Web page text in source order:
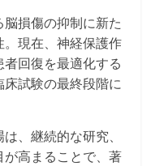
損傷の抑制に新た
現在、神経保護作
回復を最適化する
試験の最終段階に
、継続的な研究、
高まることで、著